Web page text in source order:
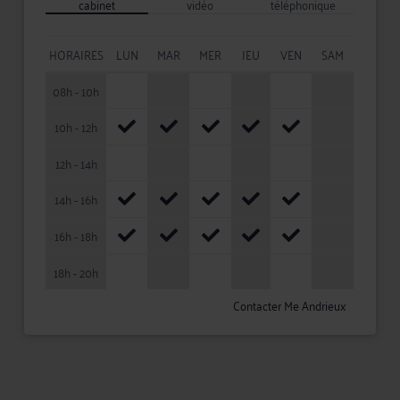
HORAIRES LUN MAR MER JEU VEN
SAM
08h - 10h
10h - 12h
12h - 14h
14h - 16h
16h - 18h
18h - 20h
Contacter Me Andrieux